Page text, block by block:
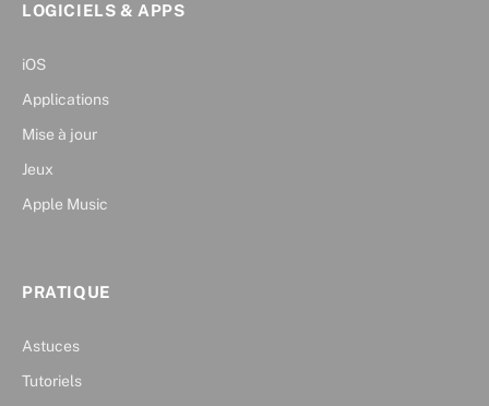
LOGICIELS & APPS
iOS
Applications
Mise à jour
Jeux
Apple Music
PRATIQUE
Astuces
Tutoriels